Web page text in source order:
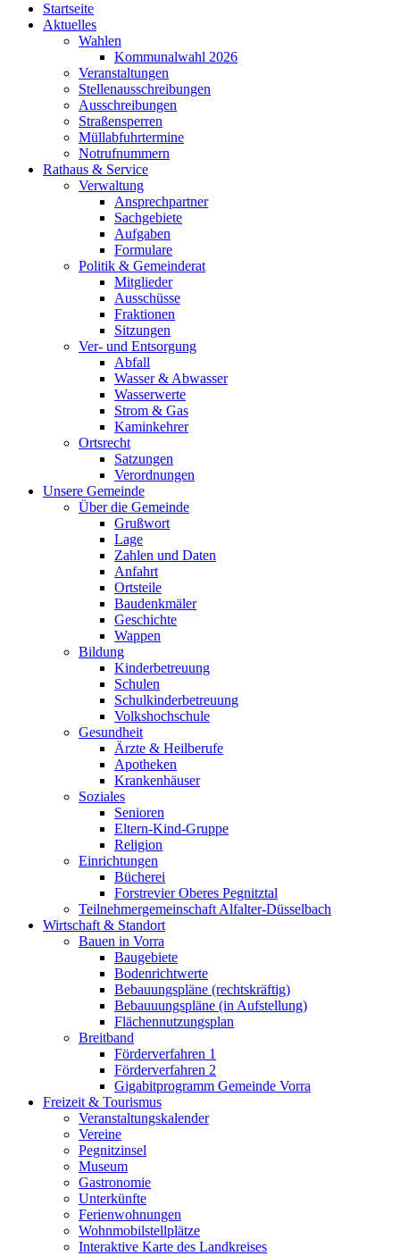
Startseite
Aktuelles
Wahlen
Kommunalwahl 2026
Veranstaltungen
Stellenausschreibungen
Ausschreibungen
Straßensperren
Müllabfuhrtermine
Notrufnummern
Rathaus & Service
Verwaltung
Ansprechpartner
Sachgebiete
Aufgaben
Formulare
Politik & Gemeinderat
Mitglieder
Ausschüsse
Fraktionen
Sitzungen
Ver- und Entsorgung
Abfall
Wasser & Abwasser
Wasserwerte
Strom & Gas
Kaminkehrer
Ortsrecht
Satzungen
Verordnungen
Unsere Gemeinde
Über die Gemeinde
Grußwort
Lage
Zahlen und Daten
Anfahrt
Ortsteile
Baudenkmäler
Geschichte
Wappen
Bildung
Kinderbetreuung
Schulen
Schulkinderbetreuung
Volkshochschule
Gesundheit
Ärzte & Heilberufe
Apotheken
Krankenhäuser
Soziales
Senioren
Eltern-Kind-Gruppe
Religion
Einrichtungen
Bücherei
Forstrevier Oberes Pegnitztal
Teilnehmergemeinschaft Alfalter-Düsselbach
Wirtschaft & Standort
Bauen in Vorra
Baugebiete
Bodenrichtwerte
Bebauungspläne (rechtskräftig)
Bebauuungspläne (in Aufstellung)
Flächennutzungsplan
Breitband
Förderverfahren 1
Förderverfahren 2
Gigabitprogramm Gemeinde Vorra
Freizeit & Tourismus
Veranstaltungskalender
Vereine
Pegnitzinsel
Museum
Gastronomie
Unterkünfte
Ferienwohnungen
Wohnmobilstellplätze
Interaktive Karte des Landkreises